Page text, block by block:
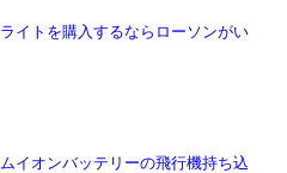
イトを購入するならローソンがい
イオンバッテリーの飛行機持ち込